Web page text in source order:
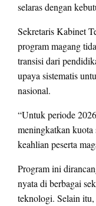
selaras dengan
Sekretaris Kabinet
program magang
transisi dari
upaya sistematis
nasional.
“Untuk periode
meningkatkan kuota
keahlian peserta
Program ini
nyata di berbagai
teknologi. Selain itu,